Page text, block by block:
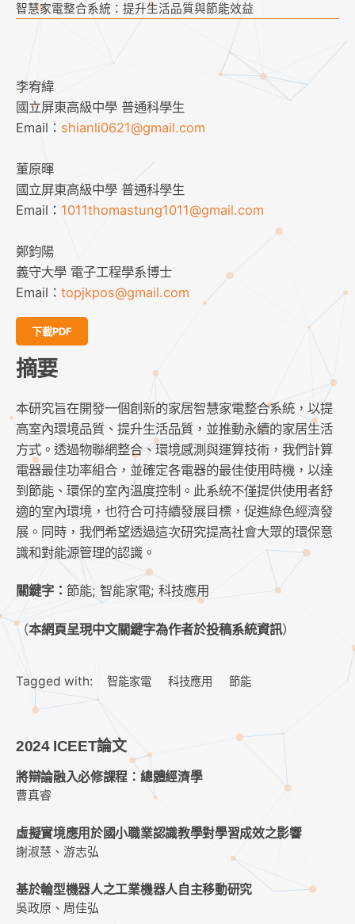
智慧家電整合系統：提升生活品質與節能效益
李宥緯
國立屏東高級中學 普通科學生
Email： shianli0621@gmail.com
董原暉
國立屏東高級中學 普通科學生
Email： 1011thomastung1011@gmail.com
鄭鈞陽
義守大學 電子工程學系博士
Email： topjkpos@gmail.com
下載PDF
摘要
本研究旨在開發一個創新的家居智慧家電整合系統，以提
高室內環境品質、提升生活品質，並推動永續的家居生活
方式。透過物聯網整合、環境感測與運算技術，我們計算
電器最佳功率組合，並確定各電器的最佳使用時機，以達
到節能、環保的室內溫度控制。此系統不僅提供使用者舒
適的室內環境，也符合可持續發展目標，促進綠色經濟發
展。同時，我們希望透過這次研究提高社會大眾的環保意
識和對能源管理的認識。
關鍵字： 節能; 智能家電; 科技應用
（本網頁呈現中文關鍵字為作者於投稿系統資訊）
Tagged with: 智能家電 科技應用 節能
2024 ICEET論文
將辯論融入必修課程：總體經濟學
曹真睿
虛擬實境應用於國小職業認識教學對學習成效之影響
謝淑慧、游志弘
基於輪型機器人之工業機器人自主移動研究
吳政原、周佳弘